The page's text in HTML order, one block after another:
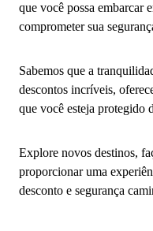
que você possa embarcar
comprometer sua
Sabemos que a
descontos incríveis,
que você esteja protegido
Explore novos destinos,
proporcionar uma
desconto e segurança